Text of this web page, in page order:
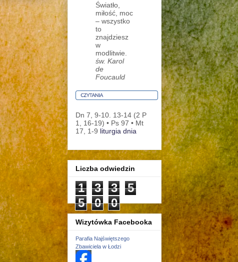
Światło,
miłość, moc
– wszystko
to
znajdziesz
w
modlitwie.
św. Karol
de
Foucauld
Dn 7, 9-10. 13-14 (2 P
1, 16-19) • Ps 97 • Mt
17, 1-9 liturgia dnia
Liczba odwiedzin
1 3 3
5
5
0 0
Wizytówka Facebooka
Parafia Najświętszego
Zbawiciela w Łodzi